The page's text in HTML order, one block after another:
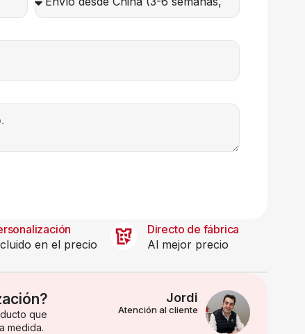
en el precio
Directo de fábrica
Al mejor precio
que
medida.
Jordi
Atención al cliente